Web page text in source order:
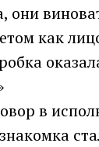
они
как
в